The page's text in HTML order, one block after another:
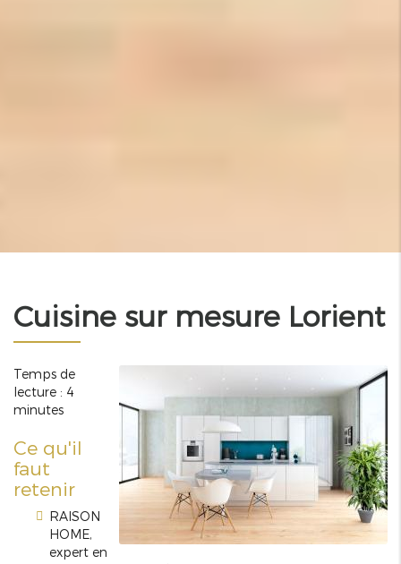
Cuisine sur mesure Lorient
Temps de
lecture : 4
minutes
Ce qu'il
faut
retenir
RAISON
HOME,
expert en